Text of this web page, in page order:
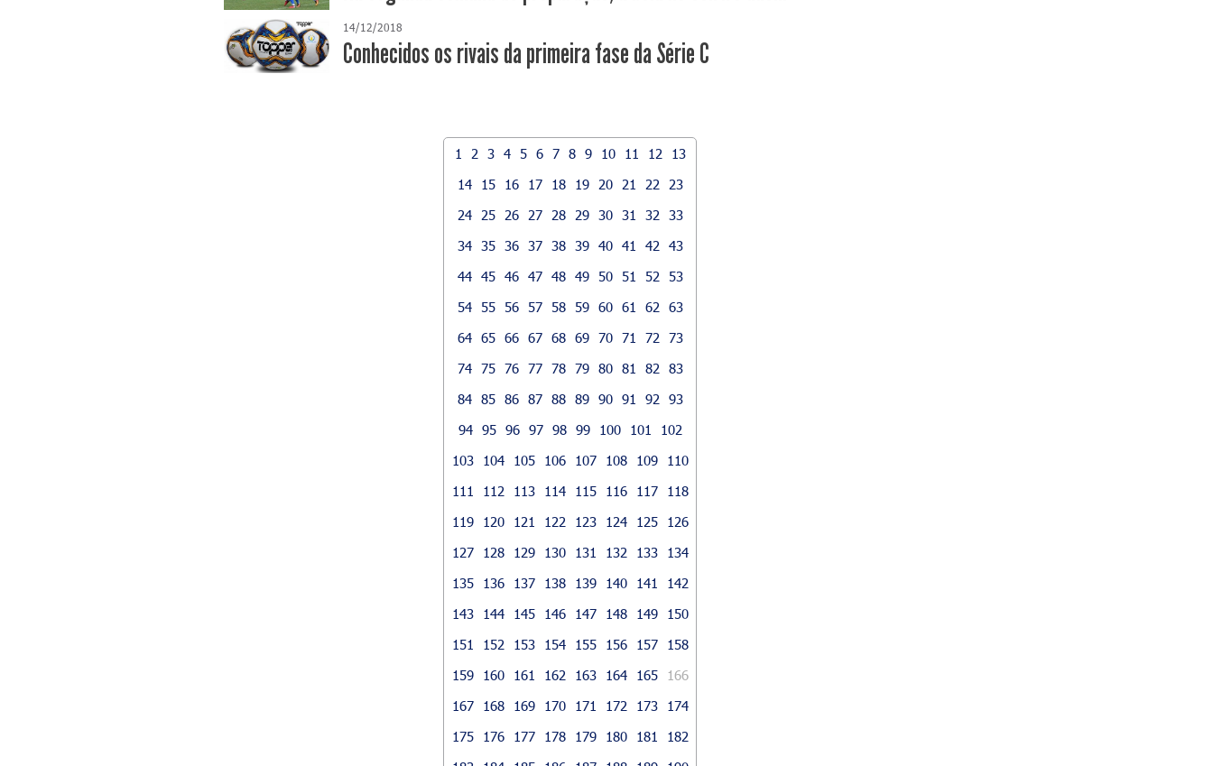
14/12/2018
Conhecidos os rivais da primeira fase da Série C
1 2 3 4 5 6 7 8 9 10 11 12
13
14
15 16 17 18 19 20 21 22
23
24
25 26 27 28 29 30 31 32
33
34 35 36 37 38 39 40 41 42
43
44 45 46 47 48 49 50 51 52
53
54 55 56 57 58 59 60 61 62
63
64 65 66 67 68 69 70 71 72
73
74 75 76 77 78 79 80 81 82
83
84 85 86 87 88 89 90 91 92
93
94 95 96 97 98 99 100 101
102
103
104 105 106 107 108 109
110
111
112 113 114 115 116 117
118
119
120 121 122 123 124 125
126
127
128 129 130 131 132 133
134
135
136 137 138 139 140 141
142
143
144 145 146 147 148 149
150
151
152 153 154 155 156 157
158
159
160 161 162 163 164 165
166
167
168 169 170 171 172 173
174
175
176 177 178 179 180 181
182